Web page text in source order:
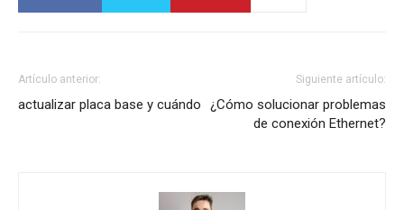
Artículo anterior:
actualizar placa base y cuándo
Siguiente artículo:
¿Cómo solucionar problemas
de conexión Ethernet?